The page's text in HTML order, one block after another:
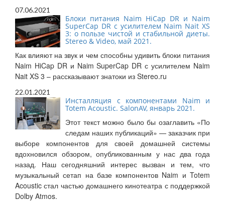
07.06.2021
Блоки питания Naim HiCap DR и Naim
SuperCap DR с усилителем Naim Nait XS
3: о пользе чистой и стабильной диеты.
Stereo & Video, май 2021.
Как влияют на звук и чем способны удивить блоки питания
Naim HiCap DR и Naim SuperCap DR с усилителем Naim
Nait XS 3 – рассказывают знатоки из Stereo.ru
22.01.2021
Инсталляция с компонентами Naim и
Totem Acoustic. SalonAV, январь 2021.
Этот текст можно было бы озаглавить «По
следам наших публикаций» — заказчик при
выборе компонентов для своей домашней системы
вдохновился обзором, опубликованным у нас два года
назад. Наш сегодняшний интерес вызван и тем, что
музыкальный сетап на базе компонентов Naim и Totem
Acoustic стал частью домашнего кинотеатра с поддержкой
Dolby Atmos.